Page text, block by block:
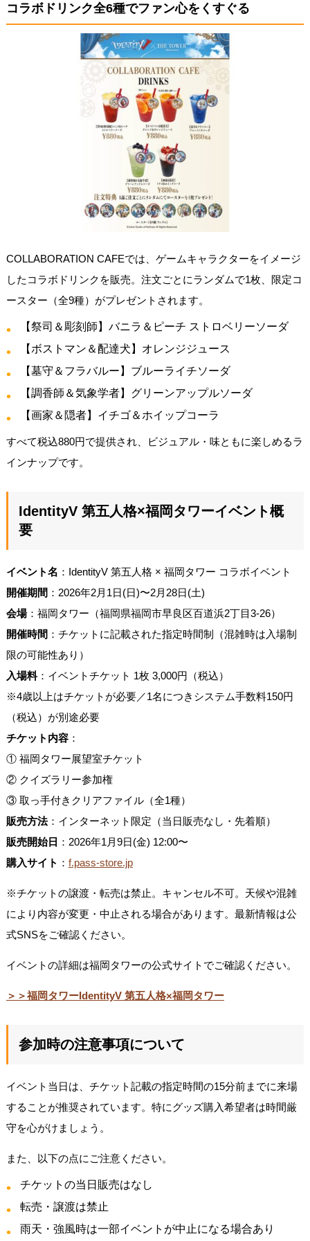
コラボドリンク全6種でファン心をくすぐる
COLLABORATION CAFEでは、ゲームキャラクターをイメージ
したコラボドリンクを販売。注文ごとにランダムで1枚、限定コ
ースター（全9種）がプレゼントされます。
【祭司＆彫刻師】バニラ＆ピーチ ストロベリーソーダ
【ボストマン＆配達犬】オレンジジュース
【墓守＆フラバルー】ブルーライチソーダ
【調香師＆気象学者】グリーンアップルソーダ
【画家＆隠者】イチゴ＆ホイップコーラ
すべて税込880円で提供され、ビジュアル・味ともに楽しめるラ
インナップです。
IdentityV 第五人格×福岡タワーイベント概
要
イベント名 ：IdentityV 第五人格 × 福岡タワー コラボイベント
開催期間 ：2026年2月1日(日)〜2月28日(土)
会場：福岡タワー（福岡県福岡市早良区百道浜2丁目3-26）
開催時間 ：チケットに記載された指定時間制（混雑時は入場制
限の可能性あり）
入場料：イベントチケット 1枚 3,000円（税込）
※4歳以上はチケットが必要／1名につきシステム手数料150円
（税込）が別途必要
チケット内容：
① 福岡タワー展望室チケット
② クイズラリー参加権
③ 取っ手付きクリアファイル（全1種）
販売方法：インターネット限定（当日販売なし・先着順）
販売開始日 ：2026年1月9日(金) 12:00〜
購入サイト ： f.pass-store.jp
※チケットの譲渡・転売は禁止。キャンセル不可。天候や混雑
により内容が変更・中止される場合があります。最新情報は公
式SNSをご確認ください。
イベントの詳細は福岡タワーの公式サイトでご確認ください。
＞＞福岡タワーIdentityV 第五人格×福岡タワー
参加時の注意事項について
イベント当日は、チケット記載の指定時間の15分前までに来場
することが推奨されています。特にグッズ購入希望者は時間厳
守を心がけましょう。
また、以下の点にご注意ください。
チケットの当日販売はなし
転売・譲渡は禁止
雨天・強風時は一部イベントが中止になる場合あり